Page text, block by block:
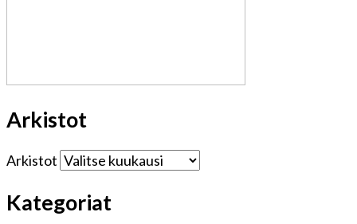
Arkistot
Arkistot
Kategoriat